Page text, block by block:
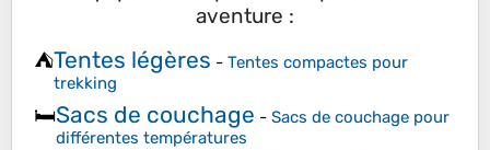
aventure :
⛺Tentes légères - Tentes compactes pour
trekking
🛏️Sacs de couchage - Sacs de couchage pour
différentes températures